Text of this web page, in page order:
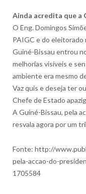
Ainda acredita que a
O Eng. Domingos
PAIGC e do eleitorado
Guiné-Bissau entrou
melhorias visíveis e
ambiente era mesmo
Vaz quis e deseja ter
Chefe de Estado
A Guiné-Bissau, pela
resvala agora por um
Fonte: http://
pela-accao-do-
1705584